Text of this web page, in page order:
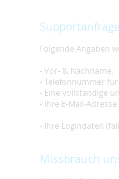
Folgende Angaben
- Vor- & Nachname,
- Telefonnummer
- Eine vollständige
- Ihre E-Mail-
- Ihre Logindaten
Missbrauch